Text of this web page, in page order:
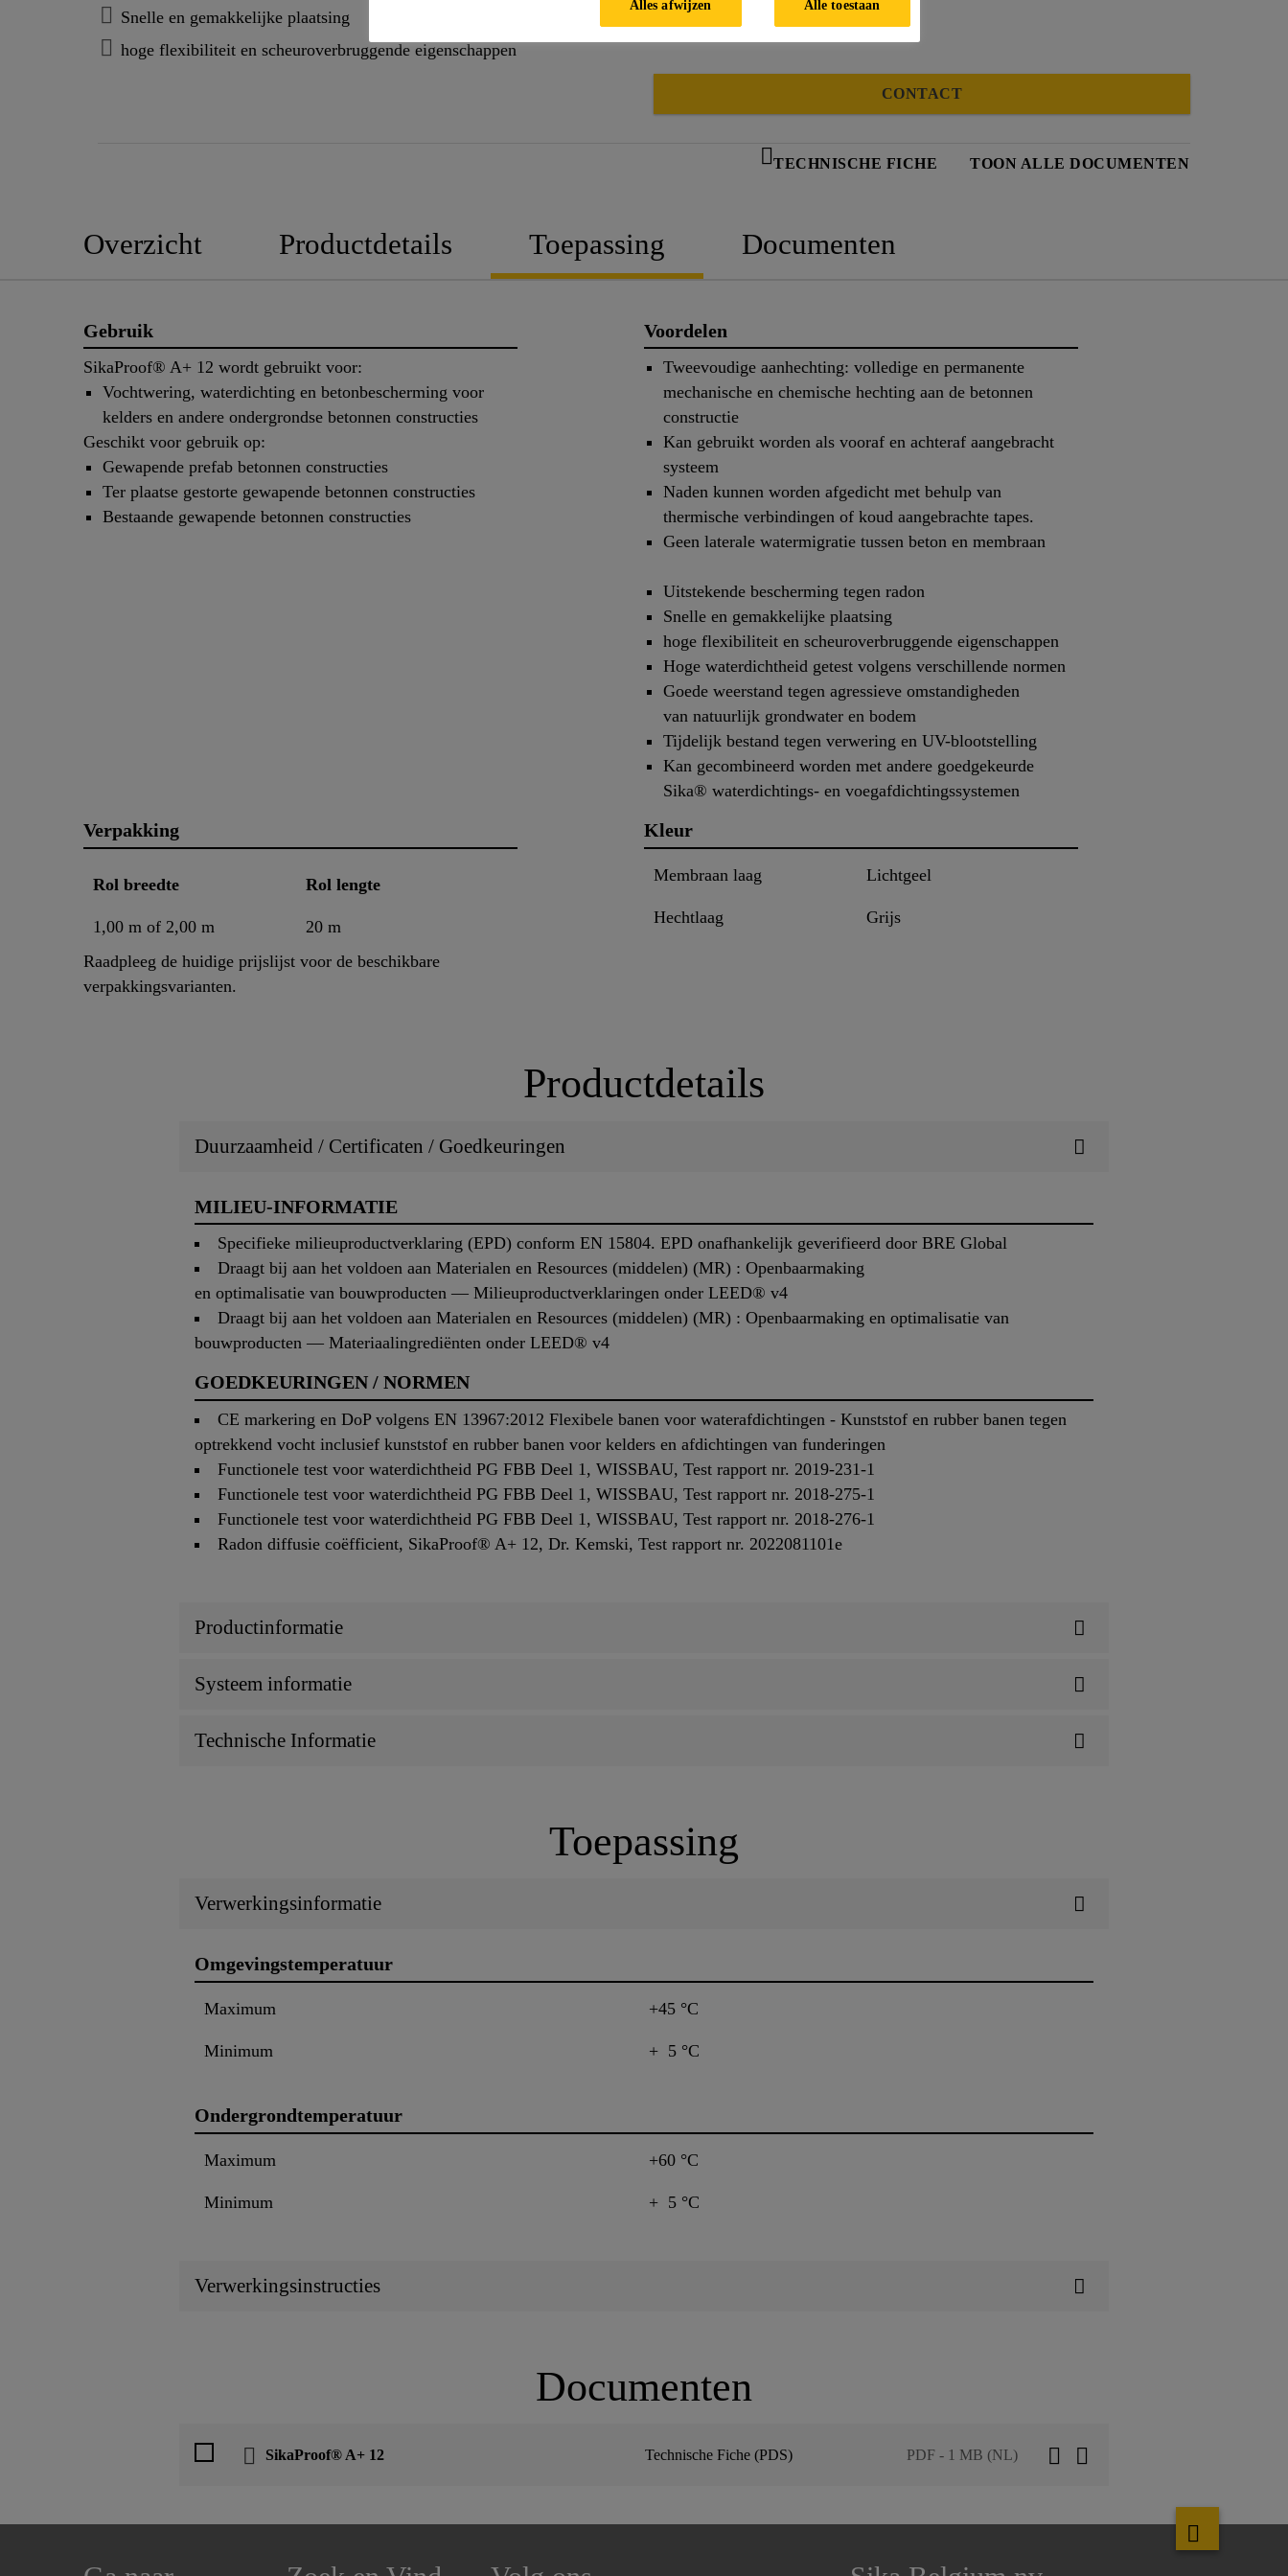
Snelle en gemakkelijke plaatsing
hoge flexibiliteit en scheuroverbruggende eigenschappen
CONTACT
TECHNISCHE FICHE TOON ALLE DOCUMENTEN
Overzicht Productdetails Toepassing Documenten
Gebruik
SikaProof® A+ 12 wordt gebruikt voor:
Vochtwering, waterdichting en betonbescherming voor
kelders en andere ondergrondse betonnen constructies
Geschikt voor gebruik op:
Gewapende prefab betonnen constructies
Ter plaatse gestorte gewapende betonnen constructies
Bestaande gewapende betonnen constructies
Voordelen
Tweevoudige aanhechting: volledige en permanente
mechanische en chemische hechting aan de betonnen
constructie
Kan gebruikt worden als vooraf en achteraf aangebracht
systeem
Naden kunnen worden afgedicht met behulp van
thermische verbindingen of koud aangebrachte tapes.
Geen laterale watermigratie tussen beton en membraan
Uitstekende bescherming tegen radon
Snelle en gemakkelijke plaatsing
hoge flexibiliteit en scheuroverbruggende eigenschappen
Hoge waterdichtheid getest volgens verschillende normen
Goede weerstand tegen agressieve omstandigheden
van natuurlijk grondwater en bodem
Tijdelijk bestand tegen verwering en UV-blootstelling
Kan gecombineerd worden met andere goedgekeurde
Sika® waterdichtings- en voegafdichtingssystemen
Verpakking
Rol breedte Rol lengte
1,00 m of 2,00 m
20 m
Raadpleeg de huidige prijslijst voor de beschikbare
verpakkingsvarianten.
Kleur
Membraan laag Lichtgeel
Hechtlaag Grijs
Productdetails
Duurzaamheid / Certificaten / Goedkeuringen
MILIEU-INFORMATIE
Specifieke milieuproductverklaring (EPD) conform EN 15804. EPD onafhankelijk geverifieerd door BRE Global
Draagt bij aan het voldoen aan Materialen en Resources (middelen) (MR) : Openbaarmaking
en optimalisatie van bouwproducten — Milieuproductverklaringen onder LEED® v4
Draagt bij aan het voldoen aan Materialen en Resources (middelen) (MR) : Openbaarmaking en optimalisatie van
bouwproducten — Materiaalingrediënten onder LEED® v4
GOEDKEURINGEN / NORMEN
CE markering en DoP volgens EN 13967:2012 Flexibele banen voor waterafdichtingen - Kunststof en rubber banen tegen
optrekkend vocht inclusief kunststof en rubber banen voor kelders en afdichtingen van funderingen
Functionele test voor waterdichtheid PG FBB Deel 1, WISSBAU, Test rapport nr. 2019-231-1
Functionele test voor waterdichtheid PG FBB Deel 1, WISSBAU, Test rapport nr. 2018-275-1
Functionele test voor waterdichtheid PG FBB Deel 1, WISSBAU, Test rapport nr. 2018-276-1
Radon diffusie coëfficient, SikaProof® A+ 12, Dr. Kemski, Test rapport nr. 2022081101e
Productinformatie
Systeem informatie
Technische Informatie
Toepassing
Verwerkingsinformatie
Omgevingstemperatuur
Maximum +45 °C
Minimum + 5 °C
Ondergrondtemperatuur
Maximum +60 °C
Minimum + 5 °C
Verwerkingsinstructies
Documenten
SikaProof® A+ 12 Technische Fiche (PDS) PDF - 1 MB (NL)
Alles afwijzen Alle toestaan